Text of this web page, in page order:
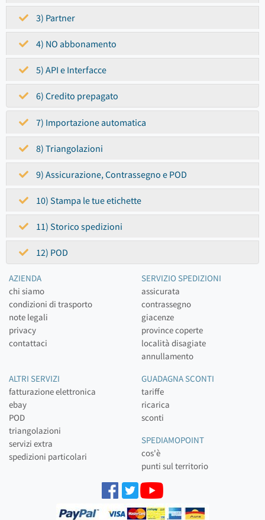
3) Partner
4) NO abbonamento
5) API e Interfacce
6) Credito prepagato
7) Importazione automatica
8) Triangolazioni
9) Assicurazione, Contrassegno e POD
10) Stampa le tue etichette
11) Storico spedizioni
12) POD
AZIENDA
chi siamo
condizioni di trasporto
note legali
privacy
contattaci
SERVIZIO SPEDIZIONI
assicurata
contrassegno
giacenze
province coperte
località disagiate
annullamento
ALTRI SERVIZI
fatturazione elettronica
ebay
POD
triangolazioni
servizi extra
spedizioni particolari
GUADAGNA SCONTI
tariffe
ricarica
sconti
SPEDIAMOPOINT
cos'è
punti sul territorio